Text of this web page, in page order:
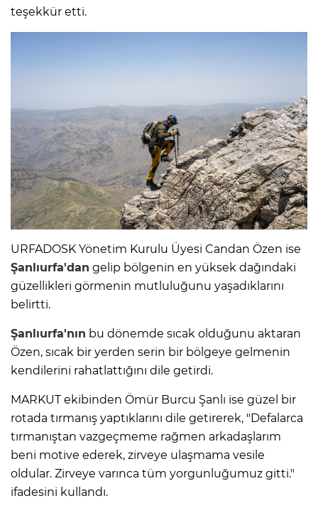
teşekkür etti.
URFADOSK Yönetim Kurulu Üyesi Candan Özen ise
Şanlıurfa'dan gelip bölgenin en yüksek dağındaki
güzellikleri görmenin mutluluğunu yaşadıklarını
belirtti.
Şanlıurfa'nın bu dönemde sıcak olduğunu aktaran
Özen, sıcak bir yerden serin bir bölgeye gelmenin
kendilerini rahatlattığını dile getirdi.
MARKUT ekibinden Ömür Burcu Şanlı ise güzel bir
rotada tırmanış yaptıklarını dile getirerek, "Defalarca
tırmanıştan vazgeçmeme rağmen arkadaşlarım
beni motive ederek, zirveye ulaşmama vesile
oldular. Zirveye varınca tüm yorgunluğumuz gitti."
ifadesini kullandı.